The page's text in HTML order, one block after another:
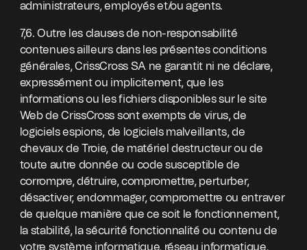
administrateurs, employés et/ou agents.
7,6. Outre les clauses de non-responsabilité
contenues ailleurs dans les présentes conditions
générales, CrissCross SA ne garantit ni ne déclare,
expressément ou implicitement, que les
informations ou les fichiers disponibles sur le site
Web de CrissCross sont exempts de virus, de
logiciels espions, de logiciels malveillants, de
chevaux de Troie, de matériel destructeur ou de
toute autre donnée ou code susceptible de
corrompre, détruire, compromettre, perturber,
désactiver, endommager, compromettre ou entraver
de quelque manière que ce soit le fonctionnement,
la stabilité, la sécurité fonctionnalité ou contenu de
votre système informatique, réseau informatique,